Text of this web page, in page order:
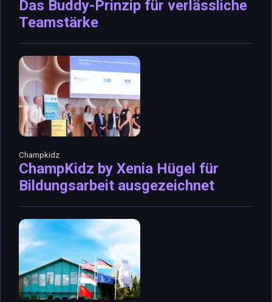
Das Buddy-Prinzip für verlässliche
Teamstärke
Champkidz
ChampKidz by Xenia Hügel für
Bildungsarbeit ausgezeichnet